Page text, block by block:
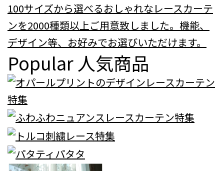
100サイズから選べるおしゃれなレースカーテ
ンを2000種類以上ご用意致しました。機能、
デザイン等、お好みでお選びいただけます。
Popular 人気商品